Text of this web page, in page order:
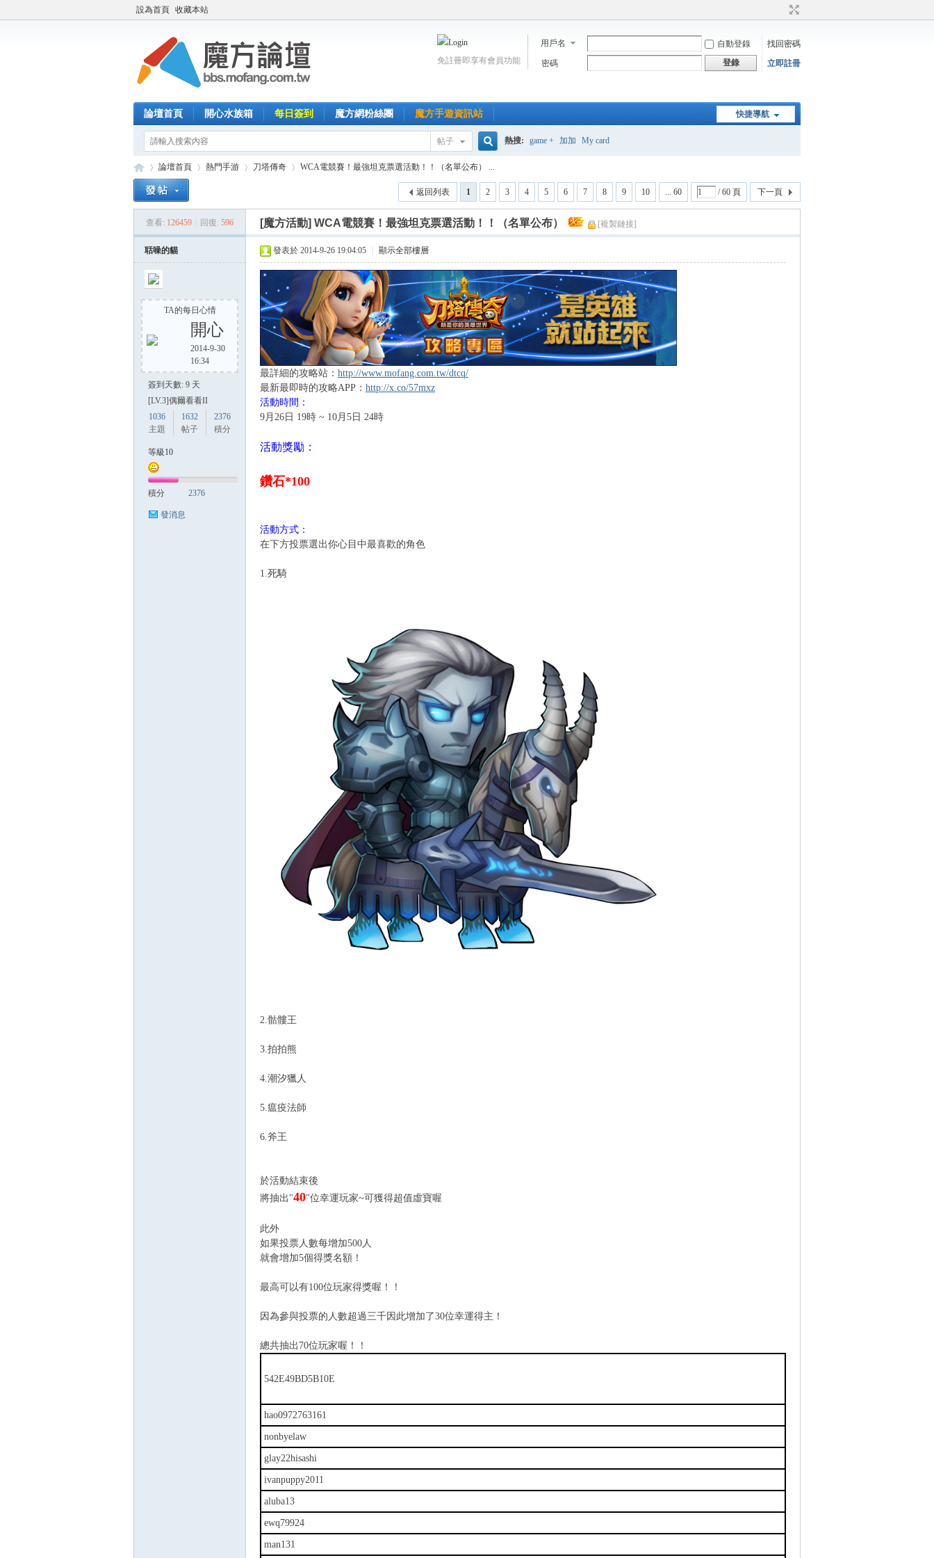
設為首頁 收藏本站
用戶名 自動登錄
找回密碼
密碼
登錄 立即註冊
免註冊即享有會員功能
快捷導航
論壇首頁 開心水族箱 每日簽到 魔方網粉絲團 魔方手遊資訊站
帖子
索
熱搜: game + 加加 My card
方
»
論壇首頁 熱門手游 刀塔傳奇
›
WCA電競賽！最強坦克票選活動！！（名單公布） ...
1 2 3 4 5 6 7 8 9 10 ... 60 / 60 頁 下一頁
返回列表
查看: 126459 回復: 596 [魔方活動] WCA電競賽！最強坦克票選活動！！（名單公布） [複製鏈接]
聒噪的貓
TA的每日心情
開心
2014-9-30
16:34
簽到天數: 9 天
[LV.3]偶爾看看II
1036
主題
1632
帖子
2376
積分
等級10
積分 2376
發消息
發表於 2014-9-26 19:04:05 顯示全部樓層
最詳細的攻略站： http://www.mofang.com.tw/dtcq/
最新最即時的攻略APP： http://x.co/57mxz
活動時間：
9月26日 19時 ~ 10月5日 24時
活動獎勵：
鑽石*100
活動方式：
在下方投票選出你心目中最喜歡的角色
1.死騎
2.骷髏王
3.拍拍熊
4.潮汐獵人
5.瘟疫法師
6.斧王
於活動結束後
將抽出"40"位幸運玩家~可獲得超值虛寶喔
此外
如果投票人數每增加500人
就會增加5個得獎名額！
最高可以有100位玩家得獎喔！！
因為參與投票的人數超過三千因此增加了30位幸運得主！
總共抽出70位玩家喔！！
542E49BD5B10E
hao0972763161
nonbyelaw
glay22hisashi
ivanpuppy2011
aluba13
ewq79924
man131